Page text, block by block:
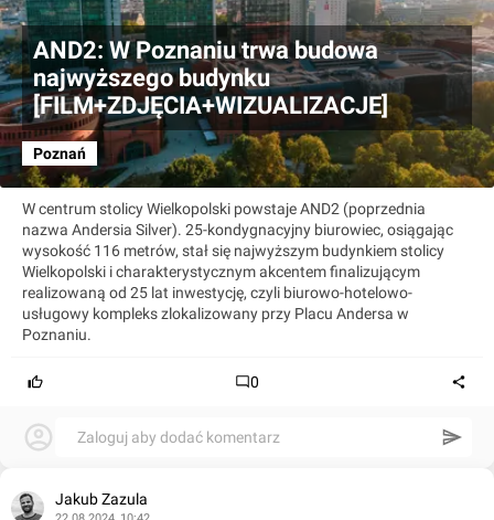
AND2: W Poznaniu trwa budowa
najwyższego budynku
[FILM+ZDJĘCIA+WIZUALIZACJE]
Poznań
W centrum stolicy Wielkopolski powstaje AND2 (poprzednia
nazwa Andersia Silver). 25-kondygnacyjny biurowiec, osiągając
wysokość 116 metrów, stał się najwyższym budynkiem stolicy
Wielkopolski i charakterystycznym akcentem finalizującym
realizowaną od 25 lat inwestycję, czyli biurowo-hotelowo-
usługowy kompleks zlokalizowany przy Placu Andersa w
Poznaniu.
0
Zaloguj aby dodać komentarz
Jakub Zazula